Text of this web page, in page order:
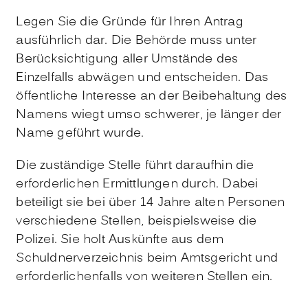
Legen Sie die Gründe für Ihren Antrag
ausführlich dar. Die Behörde muss unter
Berücksichtigung aller Umstände des
Einzelfalls abwägen und entscheiden. Das
öffentliche Interesse an der Beibehaltung des
Namens wiegt umso schwerer, je länger der
Name geführt wurde.
Die zuständige Stelle führt daraufhin die
erforderlichen Ermittlungen durch. Dabei
beteiligt sie bei über 14 Jahre alten Personen
verschiedene Stellen, beispielsweise die
Polizei. Sie holt Auskünfte aus dem
Schuldnerverzeichnis beim Amtsgericht und
erforderlichenfalls von weiteren Stellen ein.